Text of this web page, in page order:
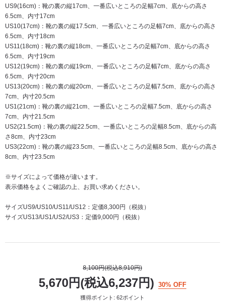
US9(16cm)：靴の裏の縦17cm、一番広いところの足幅7cm、底からの高さ
6.5cm、内寸17cm
US10(17cm)：靴の裏の縦17.5cm、一番広いところの足幅7cm、底からの高さ
6.5cm、内寸18cm
US11(18cm)：靴の裏の縦18cm、一番広いところの足幅7cm、底からの高さ
6.5cm、内寸19cm
US12(19cm)：靴の裏の縦19cm、一番広いところの足幅7cm、底からの高さ
6.5cm、内寸20cm
US13(20cm)：靴の裏の縦20cm、一番広いところの足幅7.5cm、底からの高さ
7cm、内寸20.5cm
US1(21cm)：靴の裏の縦21cm、一番広いところの足幅7.5cm、底からの高さ
7cm、内寸21.5cm
US2(21.5cm)：靴の裏の縦22.5cm、一番広いところの足幅8.5cm、底からの高
さ8cm、内寸23cm
US3(22cm)：靴の裏の縦23.5cm、一番広いところの足幅8.5cm、底からの高さ
8cm、内寸23.5cm
※サイズによって価格が違います。
表示価格をよくご確認の上、お買い求めください。
サイズUS9/US10/US11/US12：定価8,300円（税抜）
サイズUS13/US1/US2/US3：定価9,000円（税抜）
8,100円(税込8,910円)
5,670円(税込6,237円) 30% OFF
獲得ポイント: 62ポイント